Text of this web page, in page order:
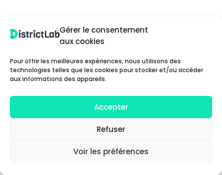
Gérer le consentement
aux cookies
Pour offrir les meilleures expériences, nous utilisons des
technologies telles que les cookies pour stocker et/ou accéder
aux informations des appareils.
Accepter
Refuser
Voir les préférences